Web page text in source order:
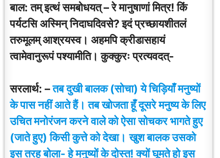
बाल: तम् इत्थं समबोधयत् – रे मानुषाणां मित्र! किं
पर्यटसि अस्मिन् निदाघदिवसे? इदं प्रच्छायशीतलं
तरुमूलम् आश्रयस्व। अहमपि क्रीडासहायं
त्वामेवानुरूपं पश्यामीति। कुक्कुरः प्रत्यवदत्-
सरलार्थ: –तब दुखी बालक (सोचा) ये चिड़ियाँ मनुष्यों
के पास नहीं आते हैं। तब खोजता हूँ दूसरे मनुष्य के लिए
उचित मनोरंजन करने वाले को ऐसा सोचकर भागते हुए
(जाते हुए) किसी कुत्ते को देखा। खुश बालक उसको
इस तरह बोला- हे मनुष्यों के दोस्त! क्यों घूमते हो इस